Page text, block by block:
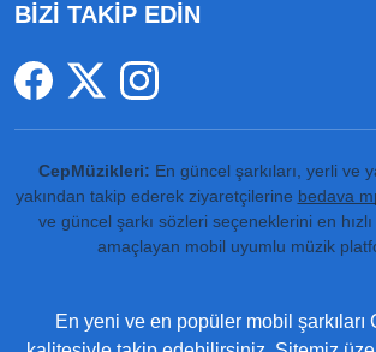
BİZİ TAKİP EDİN
CepMüzikleri: En güncel şarkıları, yerli ve
yakından takip ederek ziyaretçilerine bedava
ve güncel şarkı sözleri seçeneklerini en
amaçlayan mobil uyumlu müzik
En yeni ve en popüler mobil şarkıları